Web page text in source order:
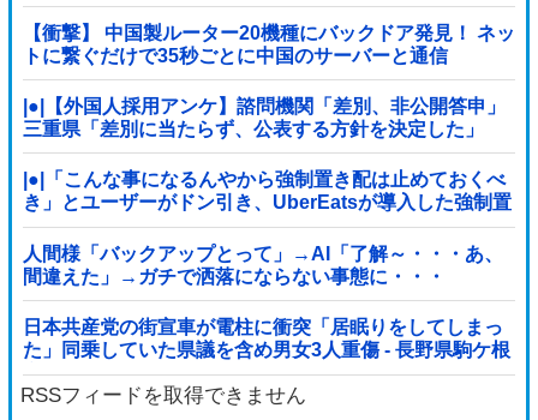
【衝撃】 中国製ルーター20機種にバックドア発見！ ネッ
トに繋ぐだけで35秒ごとに中国のサーバーと通信
|●|【外国人採用アンケ】諮問機関「差別、非公開答申」
三重県「差別に当たらず、公表する方針を決定した」
|●|「こんな事になるんやから強制置き配は止めておくべ
き」とユーザーがドン引き、UberEatsが導入した強制置
き配が起こしたのは……
人間様「バックアップとって」→AI「了解～・・・あ、
間違えた」→ガチで洒落にならない事態に・・・
日本共産党の街宣車が電柱に衝突「居眠りをしてしまっ
た」同乗していた県議を含め男女3人重傷 - 長野県駒ケ根
市 [8/6]
RSSフィードを取得できません